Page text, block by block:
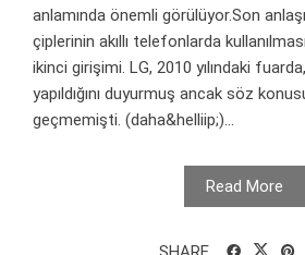
anlamında önemli görülüyor.Son
çiplerinin akıllı telefonlarda
ikinci girişimi. LG, 2010 yılındaki
yapıldığını duyurmuş ancak söz
geçmemişti. (daha&helliip;)...
Read More